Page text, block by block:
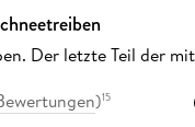
Der letzte Teil der
)15